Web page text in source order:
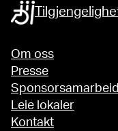
Om oss
Presse
Sponsorsamarbeid
Leie lokaler
Kontakt